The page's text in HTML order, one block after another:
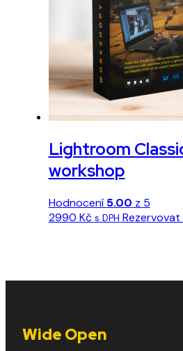
Lightroom
workshop
Hodnocení 5.00 z 5
2990 Kč s DPH
Wide Open